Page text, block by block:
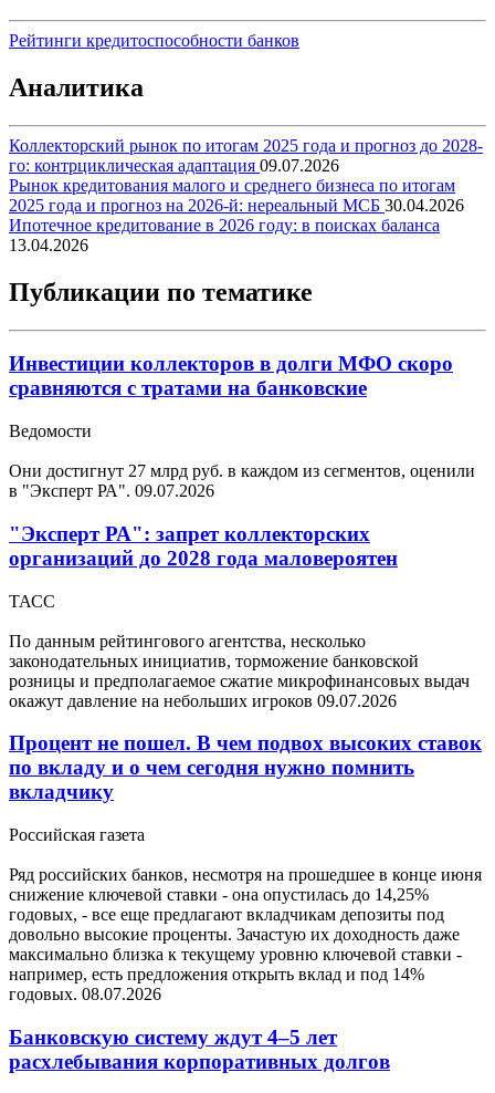
Рейтинги кредитоспособности банков
Аналитика
Коллекторский рынок по итогам 2025 года и прогноз до 2028-
го: контрциклическая адаптация 09.07.2026
Рынок кредитования малого и среднего бизнеса по итогам
2025 года и прогноз на 2026-й: нереальный МСБ 30.04.2026
Ипотечное кредитование в 2026 году: в поисках баланса
13.04.2026
Публикации по тематике
Инвестиции коллекторов в долги МФО скоро
сравняются с тратами на банковские
Ведомости
Они достигнут 27 млрд руб. в каждом из сегментов, оценили
в "Эксперт РА". 09.07.2026
"Эксперт РА": запрет коллекторских
организаций до 2028 года маловероятен
ТАСС
По данным рейтингового агентства, несколько
законодательных инициатив, торможение банковской
розницы и предполагаемое сжатие микрофинансовых выдач
окажут давление на небольших игроков 09.07.2026
Процент не пошел. В чем подвох высоких ставок
по вкладу и о чем сегодня нужно помнить
вкладчику
Российская газета
Ряд российских банков, несмотря на прошедшее в конце июня
снижение ключевой ставки - она опустилась до 14,25%
годовых, - все еще предлагают вкладчикам депозиты под
довольно высокие проценты. Зачастую их доходность даже
максимально близка к текущему уровню ключевой ставки -
например, есть предложения открыть вклад и под 14%
годовых. 08.07.2026
Банковскую систему ждут 4–5 лет
расхлебывания корпоративных долгов